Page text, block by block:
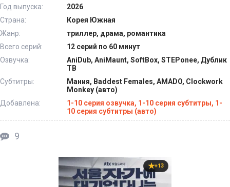
Год выпуска:
2026
Страна:
Корея Южная
Жанр:
триллер, драма, романтика
Всего серий:
12 серий по 60 минут
Озвучка:
AniDub, AniMaunt, SoftBox, STEPonee, Дублик
ТВ
Субтитры:
Мания, Baddest Females, AMADO, Clockwork
Monkey (авто)
Добавлена:
1-10 серия озвучка, 1-10 серия субтитры, 1-
10 серия субтитры (авто)
9
+13